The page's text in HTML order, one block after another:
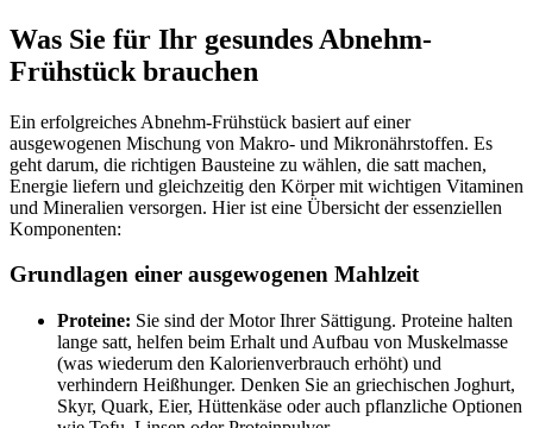
Was Sie für Ihr gesundes Abnehm-
Frühstück brauchen
Ein erfolgreiches Abnehm-Frühstück basiert auf einer
ausgewogenen Mischung von Makro- und Mikronährstoffen. Es
geht darum, die richtigen Bausteine zu wählen, die satt machen,
Energie liefern und gleichzeitig den Körper mit wichtigen Vitaminen
und Mineralien versorgen. Hier ist eine Übersicht der essenziellen
Komponenten:
Grundlagen einer ausgewogenen Mahlzeit
Proteine: Sie sind der Motor Ihrer Sättigung. Proteine halten
lange satt, helfen beim Erhalt und Aufbau von Muskelmasse
(was wiederum den Kalorienverbrauch erhöht) und
verhindern Heißhunger. Denken Sie an griechischen Joghurt,
Skyr, Quark, Eier, Hüttenkäse oder auch pflanzliche Optionen